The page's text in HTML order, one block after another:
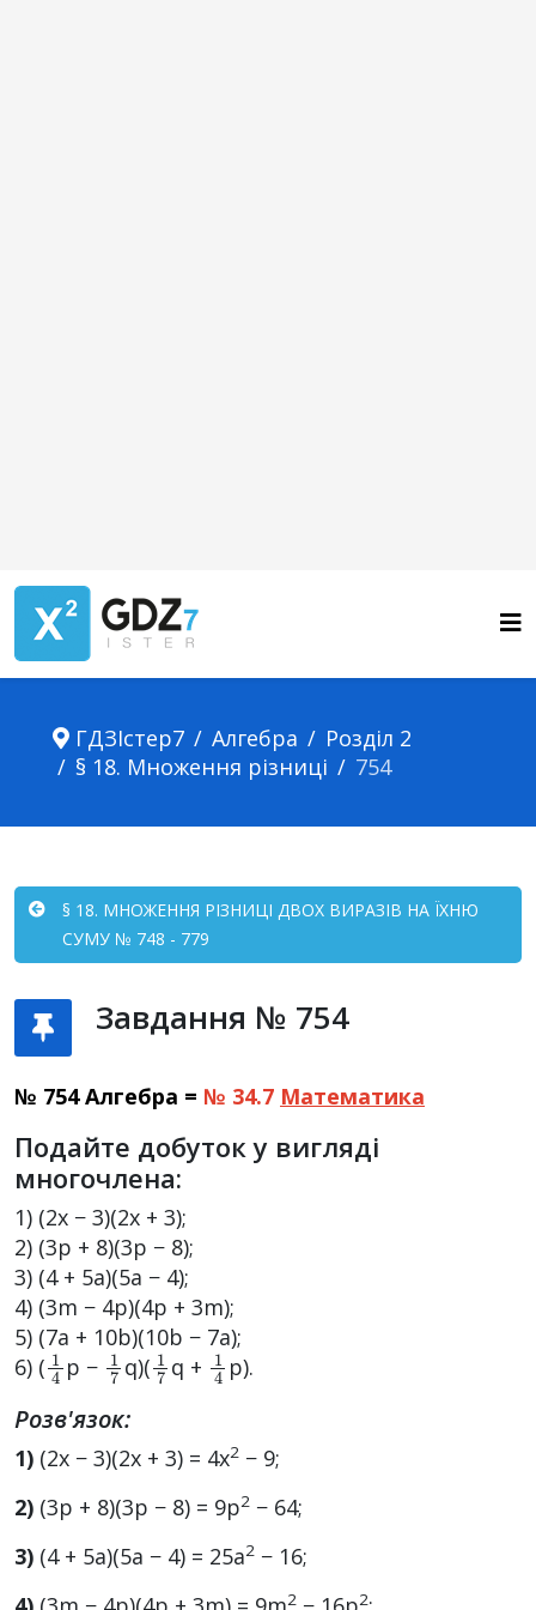
ГДЗІстер7 Алгебра
Розділ 2
§ 18. Множення різниці
754
§ 18. МНОЖЕННЯ РІЗНИЦІ ДВОХ ВИРАЗІВ НА ЇХНЮ
СУМУ № 748 - 779
Завдання № 754
№ 754 Алгебра = № 34.7 Математика
Подайте добуток у вигляді
многочлена:
1) (2x − 3)(2x + 3);
2) (3p + 8)(3p − 8);
3) (4 + 5a)(5a − 4);
4) (3m − 4p)(4p + 3m);
5) (7a + 10b)(10b − 7a);
6) (14p − 17q)(17q + 14p).
Розв'язок:
1) (2x − 3)(2x + 3) = 4x2 − 9;
2) (3p + 8)(3p − 8) = 9p2 − 64;
3) (4 + 5a)(5a − 4) = 25a2 − 16;
2 2